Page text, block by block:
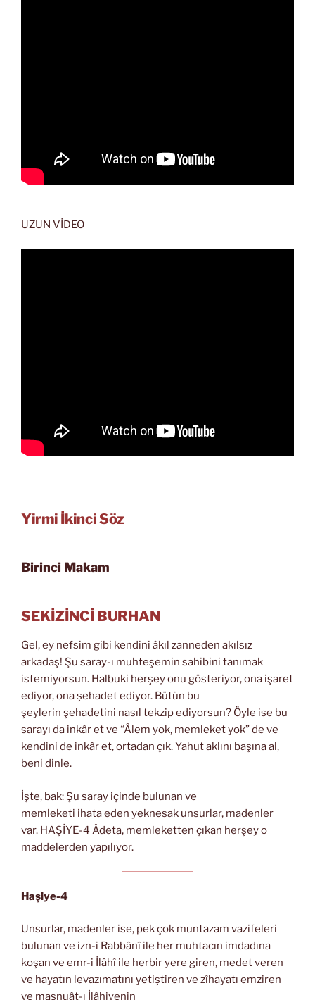
UZUN VİDEO
Yirmi İkinci Söz
Birinci Makam
SEKİZİNCİ BURHAN
Gel, ey nefsim gibi kendini âkıl zanneden akılsız
arkadaş! Şu saray-ı muhteşemin sahibini tanımak
istemiyorsun. Halbuki herşey onu gösteriyor, ona işaret
ediyor, ona şehadet ediyor. Bütün bu
şeylerin şehadetini nasıl tekzip ediyorsun? Öyle ise bu
sarayı da inkâr et ve “Âlem yok, memleket yok” de ve
kendini de inkâr et, ortadan çık. Yahut aklını başına al,
beni dinle.
İşte, bak: Şu saray içinde bulunan ve
memleketi ihata eden yeknesak unsurlar, madenler
var. HAŞİYE-4 Âdeta, memleketten çıkan herşey o
maddelerden yapılıyor.
Haşiye-4
Unsurlar, madenler ise, pek çok muntazam vazifeleri
bulunan ve izn-i Rabbânî ile her muhtacın imdadına
koşan ve emr-i İlâhî ile herbir yere giren, medet veren
ve hayatın levazımatını yetiştiren ve zîhayatı emziren
ve masnuât-ı İlâhiyenin